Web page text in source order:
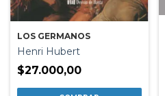
LOS GERMANOS
Henri Hubert
$27.000,00